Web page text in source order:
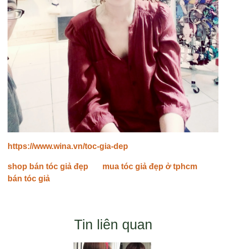
https://www.wina.vn/toc-gia-dep
shop bán tóc giả đẹp
mua tóc giả đẹp ở tphcm
bán tóc giả
Tin liên quan